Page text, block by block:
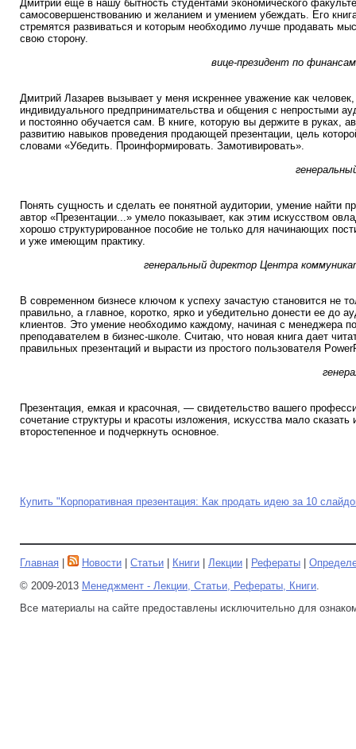
Дмитрий еще в нашу бытность студентами экономического
самосовершенствованию и желанием и умением убеждать. Его
стремятся развиваться и которым необходимо лучше продавать
свою сторону.
вице-президент по
Дмитрий Лазарев вызывает у меня искреннее уважение как
индивидуального предпринимательства и общения с непростыми
и постоянно обучается сам. В книге, которую вы держите в руках,
развитию навыков проведения продающей презентации, цель
словами «Убедить. Проинформировать. Замотивировать».
Понять сущность и сделать ее понятной аудитории, умение найти
автор «Презентации...» умело показывает, как этим искусством
хорошо структурированное пособие не только для начинающих
и уже имеющим практику.
генеральный директор Центра
В современном бизнесе ключом к успеху зачастую становится не
правильно, а главное, коротко, ярко и убедительно донести ее до
клиентов. Это умение необходимо каждому, начиная с менеджера
преподавателем в бизнес-школе. Считаю, что новая книга дает
правильных презентаций и вырасти из простого пользователя
Презентация, емкая и красочная, — свидетельство вашего
сочетание структуры и красоты изложения, искусства мало сказать
второстепенное и подчеркнуть основное.
Купить "Корпоративная презентация: Как продать идею за 10
Главная Новости Статьи Книги Лекции Рефераты
© 2009-2013 Менеджмент - Лекции, Статьи, Рефераты, Книги
Все материалы на сайте предоставлены исключительно для